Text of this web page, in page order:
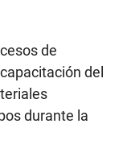
de
del
durante la